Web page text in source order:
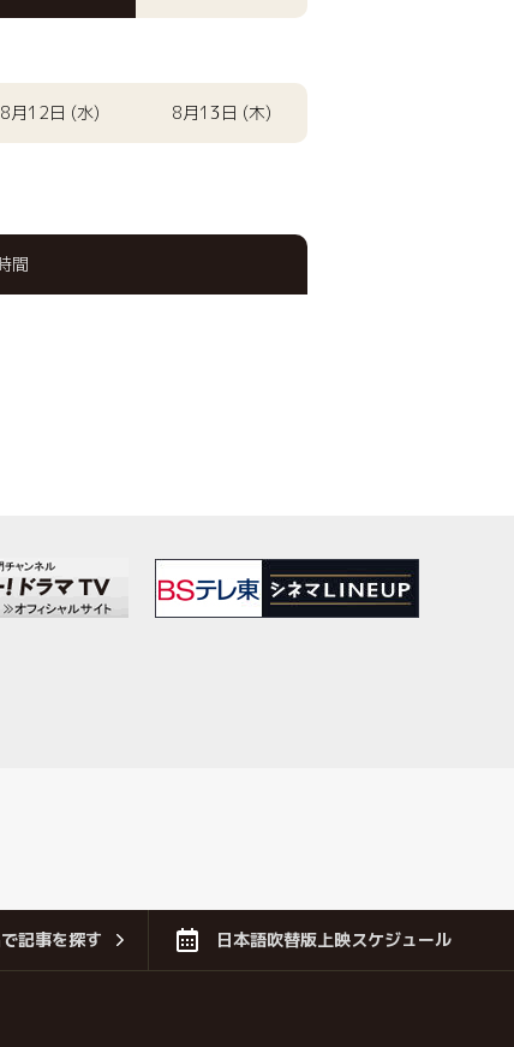
8月12日 (水) 8月13日 (木)
間
記事を探す 日本語吹替版上映スケジュール